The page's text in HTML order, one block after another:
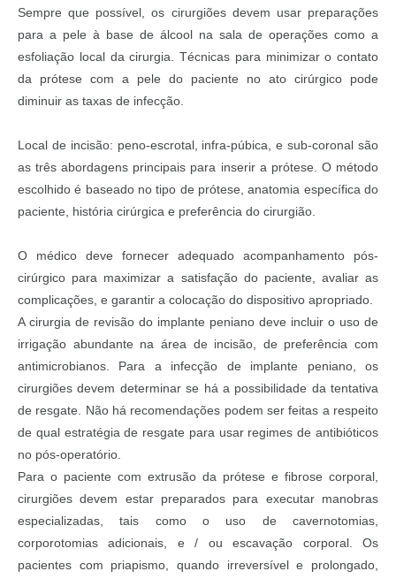
Sempre que possível, os cirurgiões devem usar preparações
para a pele à base de álcool na sala de operações como a
esfoliação local da cirurgia. Técnicas para minimizar o contato
da prótese com a pele do paciente no ato cirúrgico pode
diminuir as taxas de infecção.
Local de incisão: peno-escrotal, infra-púbica, e sub-coronal são
as três abordagens principais para inserir a prótese. O método
escolhido é baseado no tipo de prótese, anatomia específica do
paciente, história cirúrgica e preferência do cirurgião.
O médico deve fornecer adequado acompanhamento pós-
cirúrgico para maximizar a satisfação do paciente, avaliar as
complicações, e garantir a colocação do dispositivo apropriado.
A cirurgia de revisão do implante peniano deve incluir o uso de
irrigação abundante na área de incisão, de preferência com
antimicrobianos. Para a infecção de implante peniano, os
cirurgiões devem determinar se há a possibilidade da tentativa
de resgate. Não há recomendações podem ser feitas a respeito
de qual estratégia de resgate para usar regimes de antibióticos
no pós-operatório.
Para o paciente com extrusão da prótese e fibrose corporal,
cirurgiões devem estar preparados para executar manobras
especializadas, tais como o uso de cavernotomias,
corporotomias adicionais, e / ou escavação corporal. Os
pacientes com priapismo, quando irreversível e prolongado,